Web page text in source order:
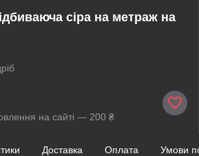
сіра на метраж на
на сайті — 200 ₴
Доставка Оплата Умови